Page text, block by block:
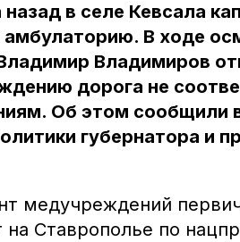
в селе Кевсала
В ходе
Владимиров
дорога не
Об этом сообщили
губернатора и
медучреждений
на Ставрополье по